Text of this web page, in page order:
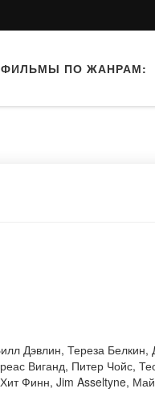
ФИЛЬМЫ ПО ЖАНРАМ:
Дэвлин, Тереза Белкин,
Виганд, Питер Чойс,
Хит Финн, Jim Asseltyne,